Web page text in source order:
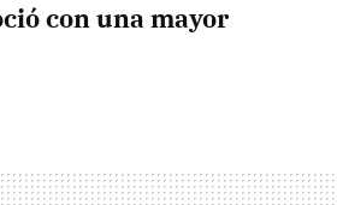
con una mayor